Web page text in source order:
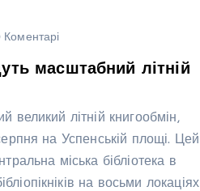
Коментарі
масштабний літній
великий літній книгообмін,
на Успенській площі. Цей
міська бібліотека в
на восьми локаціях